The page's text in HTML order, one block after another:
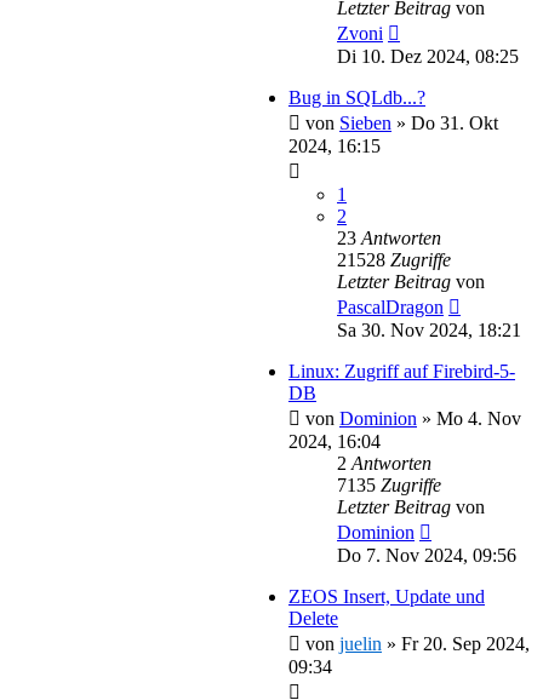
Letzter Beitrag von
Zvoni
Di 10. Dez 2024, 08:25
Bug in SQLdb...?
von Sieben » Do 31. Okt
2024, 16:15
1
2
23 Antworten
21528 Zugriffe
Letzter Beitrag von
PascalDragon
Sa 30. Nov 2024, 18:21
Linux: Zugriff auf Firebird-5-
DB
von Dominion » Mo 4. Nov
2024, 16:04
2 Antworten
7135 Zugriffe
Letzter Beitrag von
Dominion
Do 7. Nov 2024, 09:56
ZEOS Insert, Update und
Delete
von juelin » Fr 20. Sep 2024,
09:34